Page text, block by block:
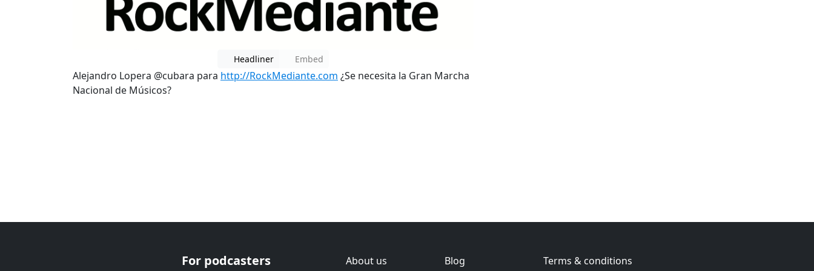
Headliner Embed
Alejandro Lopera @cubara para http://RockMediante.com ¿Se necesita la Gran Marcha
Nacional de Músicos?
For podcasters
About us Blog Terms & conditions